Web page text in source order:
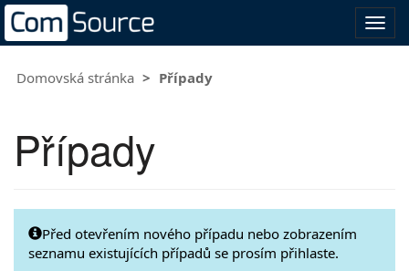
Domovská stránka
Případy
Případy
Před otevřením nového případu nebo zobrazením
seznamu existujících případů se prosím přihlaste.